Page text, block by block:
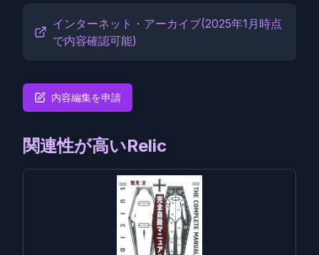
インターネット・アーカイブ(2025年1月時点
で内容確認可能)
内容編集を申請
関連性が高いRelic